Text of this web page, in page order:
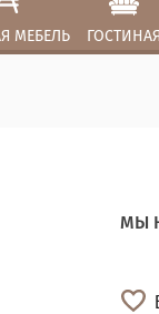
МЕБЕЛЬ ГОСТИНАЯ
МЫ